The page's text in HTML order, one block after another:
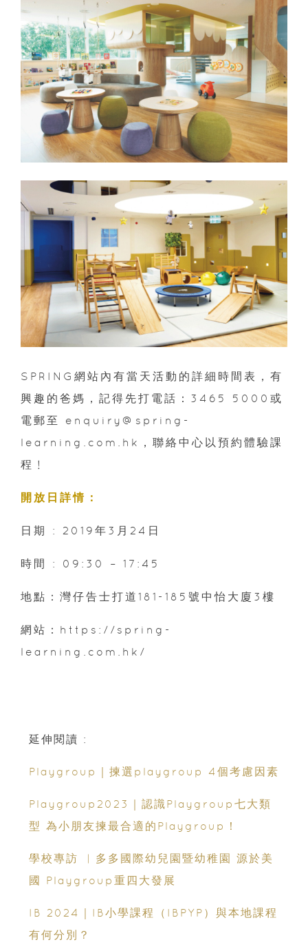
SPRING網站內有當天活動的詳細時間表，有
興趣的爸媽，記得先打電話：3465 5000或
電郵至 enquiry@spring-
learning.com.hk，聯絡中心以預約體驗課
程﹗
開放日詳情：
日期 : 2019年3月24日
時間 : 09:30 – 17:45
地點：灣仔告士打道181-185號中怡大廈3樓
網站：https://spring-
learning.com.hk/
延伸閱讀 :
Playgroup｜揀選playgroup 4個考慮因素
Playgroup2023｜認識Playgroup七大類
型 為小朋友揀最合適的Playgroup！
學校專訪 ︳多多國際幼兒園暨幼稚園 源於美
國 Playgroup重四大發展
IB 2024｜IB小學課程（IBPYP）與本地課程
有何分別？